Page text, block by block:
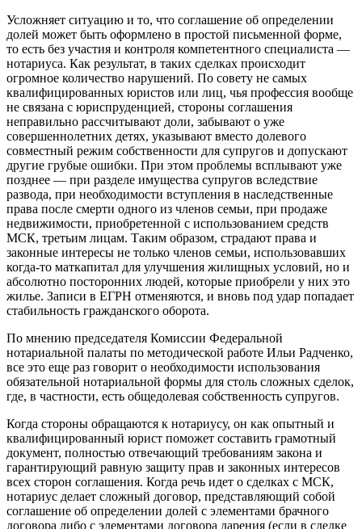
Усложняет ситуацию и то, что соглашение об определении
долей может быть оформлено в простой письменной форме,
то есть без участия и контроля компетентного специалиста —
нотариуса. Как результат, в таких сделках происходит
огромное количество нарушений. По совету не самых
квалифицированных юристов или лиц, чья профессия вообще
не связана с юриспруденцией, стороны соглашения
неправильно рассчитывают доли, забывают о уже
совершеннолетних детях, указывают вместо долевого
совместный режим собственности для супругов и допускают
другие грубые ошибки. При этом проблемы всплывают уже
позднее — при разделе имущества супругов вследствие
развода, при необходимости вступления в наследственные
права после смерти одного из членов семьи, при продаже
недвижимости, приобретенной с использованием средств
МСК, третьим лицам. Таким образом, страдают права и
законные интересы не только членов семьи, использовавших
когда-то маткапитал для улучшения жилищных условий, но и
абсолютно посторонних людей, которые приобрели у них это
жилье. Записи в ЕГРН отменяются, и вновь под удар попадает
стабильность гражданского оборота.
По мнению председателя Комиссии Федеральной
нотариальной палаты по методической работе Ильи Радченко,
все это еще раз говорит о необходимости использования
обязательной нотариальной формы для столь сложных сделок,
где, в частности, есть общедолевая собственность супругов.
Когда стороны обращаются к нотариусу, он как опытный и
квалифицированный юрист поможет составить грамотный
документ, полностью отвечающий требованиям закона и
гарантирующий равную защиту прав и законных интересов
всех сторон соглашения. Когда речь идет о сделках с МСК,
нотариус делает сложный договор, представляющий собой
соглашение об определении долей с элементами брачного
договора либо с элементами договора дарения (если в сделке